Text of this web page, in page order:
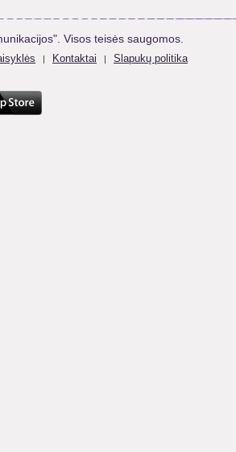
Visos teisės saugomos.
| Kontaktai | Slapukų politika